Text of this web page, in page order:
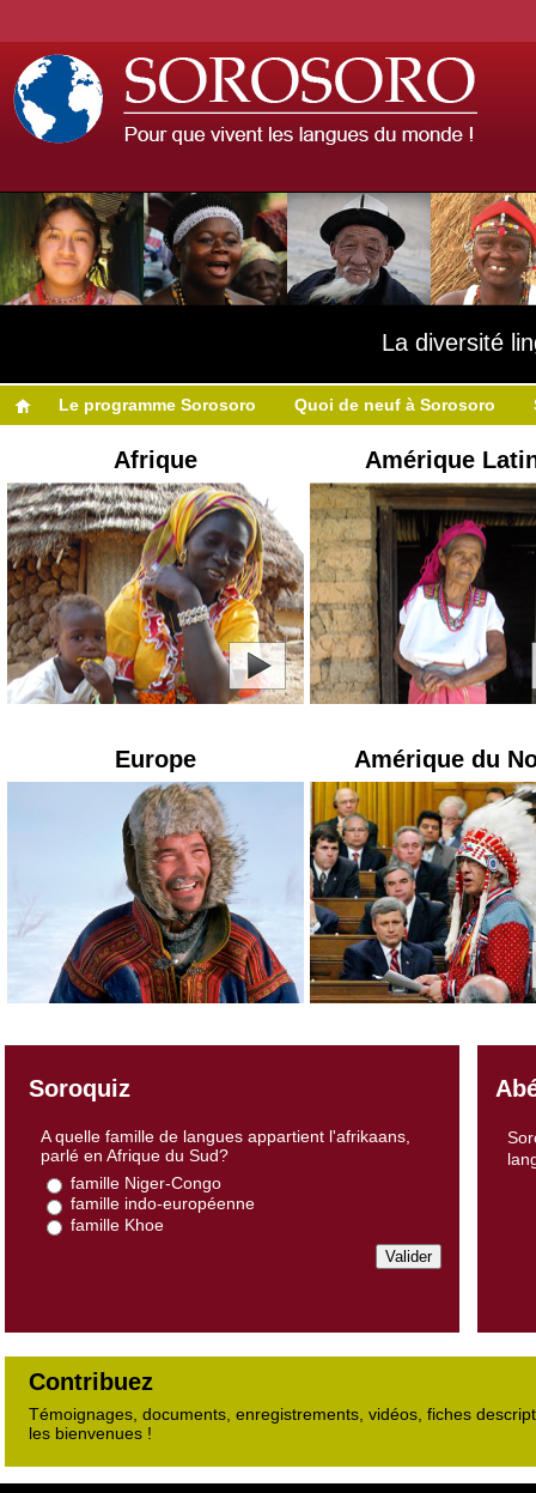
La diversité
Le programme Sorosoro Quoi de neuf à Sorosoro
Afrique Amérique
Europe Amérique du
Soroquiz
A quelle famille de langues appartient l'afrikaans,
parlé en Afrique du Sud?
famille Niger-Congo
famille indo-européenne
famille Khoe
Contribuez
Témoignages, documents, enregistrements, vidéos, fiches
les bienvenues !